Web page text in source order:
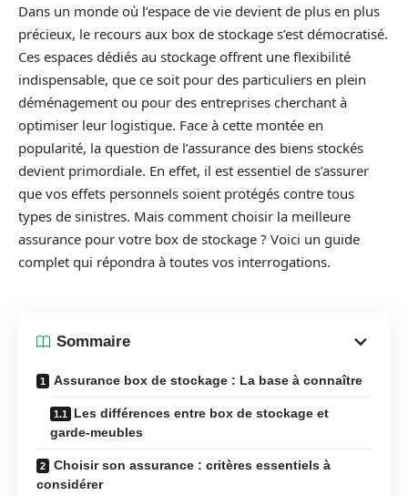
Dans un monde où l’espace de vie devient de plus en plus
précieux, le recours aux box de stockage s’est démocratisé.
Ces espaces dédiés au stockage offrent une flexibilité
indispensable, que ce soit pour des particuliers en plein
déménagement ou pour des entreprises cherchant à
optimiser leur logistique. Face à cette montée en
popularité, la question de l’assurance des biens stockés
devient primordiale. En effet, il est essentiel de s’assurer
que vos effets personnels soient protégés contre tous
types de sinistres. Mais comment choisir la meilleure
assurance pour votre box de stockage ? Voici un guide
complet qui répondra à toutes vos interrogations.
Sommaire
Assurance box de stockage : La base à connaître
Les différences entre box de stockage et
garde-meubles
Choisir son assurance : critères essentiels à
considérer